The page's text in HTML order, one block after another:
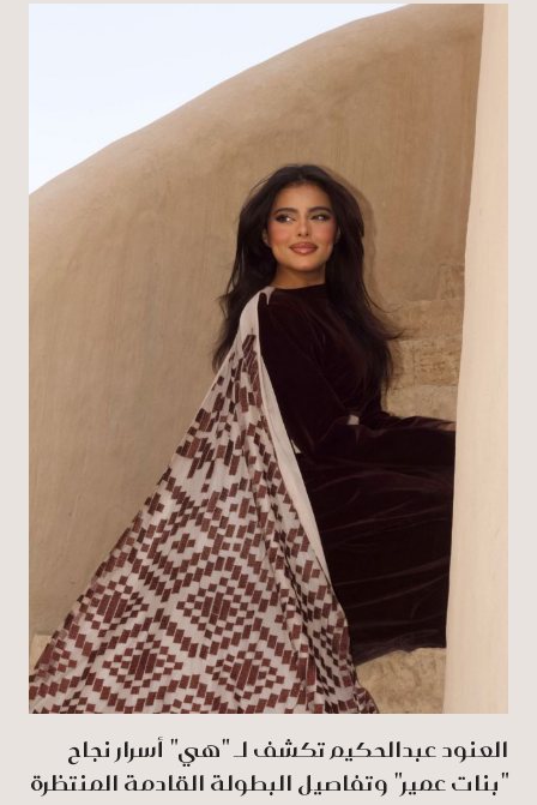
العنود عبدالحكيم تكشف لـ "هي" أسرار نجاح
"بنات عمير" وتفاصيل البطولة القادمة المنتظرة